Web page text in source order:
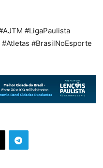
#LigaPaulista
#BrasilNoEsporte